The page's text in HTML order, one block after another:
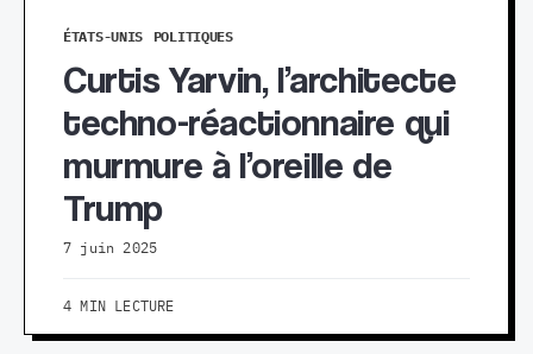
ÉTATS-UNIS POLITIQUES
Curtis Yarvin, l’architecte
techno-réactionnaire qui
murmure à l’oreille de
Trump
7 juin 2025
4 MIN LECTURE